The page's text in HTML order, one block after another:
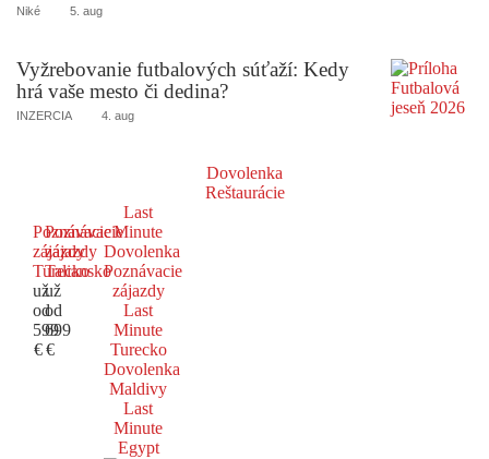
Niké 5. aug
Vyžrebovanie futbalových súťaží: Kedy
hrá vaše mesto či dedina?
INZERCIA 4. aug
Dovolenka
Reštaurácie
Poznávacie
zájazdy
Turecko
už
od
599
€
Poznávacie
zájazdy
Taliansko
už
od
699
€
Last
Minute
Dovolenka
Poznávacie
zájazdy
Last
Minute
Turecko
Dovolenka
Maldivy
Last
Minute
Egypt